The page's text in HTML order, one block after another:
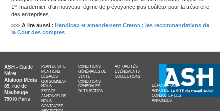
départements, mais qui ne profitera,in fine, qu'aux employeurs
lucratif en étant exclu.
Enfin, les professionnels du service à la personne devraient
vise à mettre 15 000 véhicules électriques de location à
actuellement.
>>> Pour compléter :Aide à domicile : ce recul inquiétant
professionnels du secteur
Insuffisant